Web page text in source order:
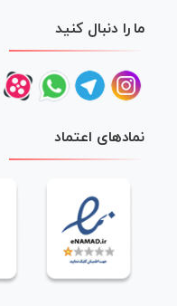
ما را دنبال کنید
نمادهای اعتماد